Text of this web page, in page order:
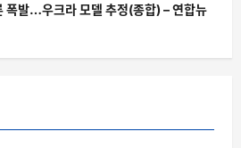
폭발…우크라 모델 추정(종합) – 연합뉴